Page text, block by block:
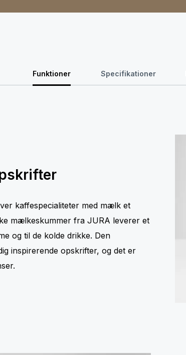
Funktioner Specifikationer
kaffespecialiteter med mælk et
mælkeskummer fra JURA leverer et
og til de kolde drikke. Den
inspirerende opskrifter, og det er